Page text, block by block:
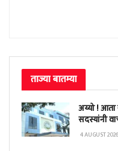
ताज्या बातम्या
अय्यो ! आता
सदस्यांनी
4 AUGUST 2026